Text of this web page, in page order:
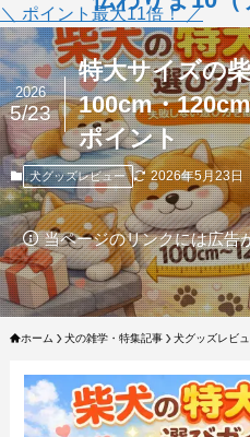
＼ ポイント最大11倍！ ／
特大サイズの
100cm・
ポイント
2026
5/23
犬グッズレビュー 2026年5月23日
当ページのリンクには広告
ホーム 犬の雑学・特集記事 犬グッズレビ